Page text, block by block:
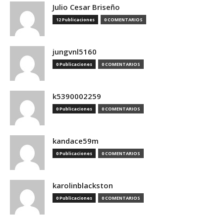
Julio Cesar Briseño
12 Publicaciones 0 COMENTARIOS
jungvnl5160
0 Publicaciones 0 COMENTARIOS
k5390002259
0 Publicaciones 0 COMENTARIOS
kandace59m
0 Publicaciones 0 COMENTARIOS
karolinblackston
0 Publicaciones 0 COMENTARIOS